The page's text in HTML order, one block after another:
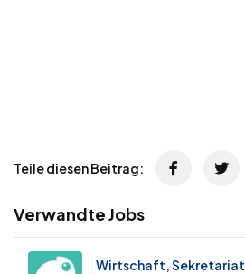
Teile diesen Beitrag:
Verwandte Jobs
Wirtschaft, Sekretariat